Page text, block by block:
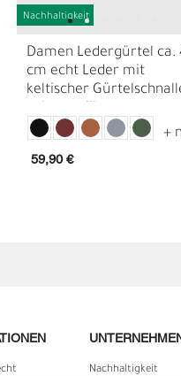
D
Nachhaltigkeit
Damen Ledergürtel ca.
cm echt Leder mit
keltischer
59,90 €
Nachhaltigkeit